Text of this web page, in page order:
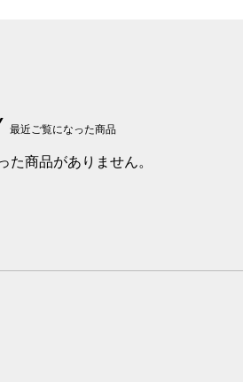
最近ご覧になった商品
た商品がありません。